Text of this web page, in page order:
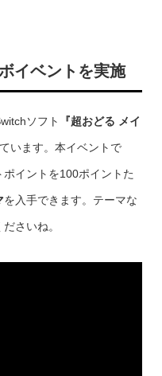
イベントを実施
ソフト 『超おどる メイ
います。本イベントで
イントを100ポイントた
を入手できます。テーマな
さいね。